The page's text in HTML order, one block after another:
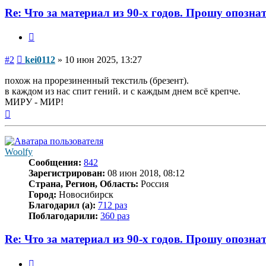
Re: Что за материал из 90-х годов. Прошу
#2 Сообщение
kei0112 » 10 июн 2025, 13:27
похож на прорезиненный текстиль (брезент).
в каждом из нас спит гений. и с каждым днем всё крепче.
МИРУ - МИР!
Woolfy
Сообщения: 842
Зарегистрирован: 08 июн 2018, 08:12
Страна, Регион, Область: Россия
Город: Новосибирск
Благодарил (а): 712 раз
Поблагодарили: 360 раз
Re: Что за материал из 90-х годов. Прошу